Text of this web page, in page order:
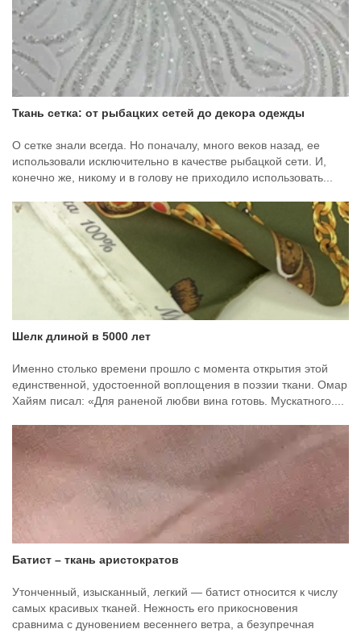
Ткань сетка: от рыбацких сетей до декора одежды
О сетке знали всегда. Но поначалу, много веков назад, ее
использовали исключительно в качестве рыбацкой сети. И,
конечно же, никому и в голову не приходило использовать...
Шелк длиной в 5000 лет
Именно столько времени прошло с момента открытия этой
единственной, удостоенной воплощения в поэзии ткани. Омар
Хайям писал: «Для раненой любви вина готовь. Мускатного....
Батист – ткань аристократов
Утонченный, изысканный, легкий — батист относится к числу
самых красивых тканей. Нежность его прикосновения
сравнима с дуновением весеннего ветра, а безупречная